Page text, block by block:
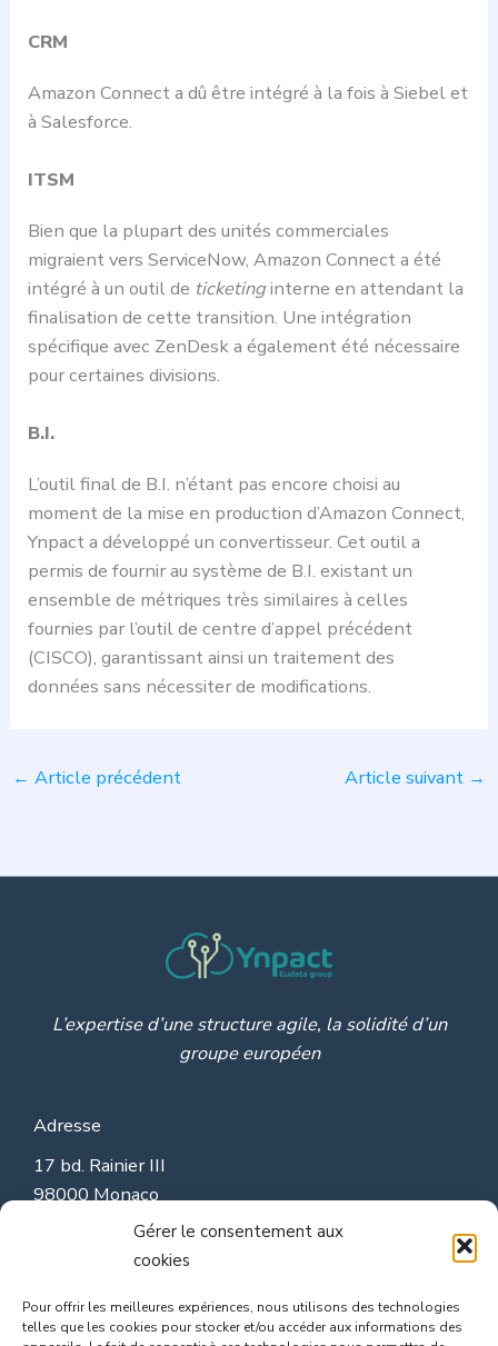
Gérer le consentement aux
cookies
Pour offrir les meilleures expériences, nous utilisons des technologies
telles que les cookies pour stocker et/ou accéder aux informations des
CRM
Amazon Connect a dû être intégré à la fois à Siebel et
à Salesforce.
ITSM
Bien que la plupart des unités commerciales
migraient vers ServiceNow, Amazon Connect a été
intégré à un outil de ticketinginterne en attendant la
finalisation de cette transition. Une intégration
spécifique avec ZenDesk a également été nécessaire
pour certaines divisions.
B.I.
L’outil final de B.I. n’étant pas encore choisi au
moment de la mise en production d’Amazon Connect,
Ynpact a développé un convertisseur. Cet outil a
permis de fournir au système de B.I. existant un
ensemble de métriques très similaires à celles
fournies par l’outil de centre d’appel précédent
(CISCO), garantissant ainsi un traitement des
données sans nécessiter de modifications.
← Article précédent Article suivant →
L’expertise d’une structure agile, la solidité d’un
groupe européen
Adresse
17 bd. Rainier III
98000 Monaco
contact@ynpact.com
site de Eudata